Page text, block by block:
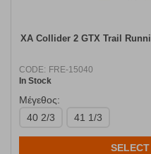
XA Collider 2 GTX Trail
CODE: FRE-15040
In Stock
Μέγεθος:
40 2/3
41 1/3